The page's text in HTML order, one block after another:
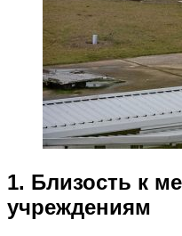
1. Близость к
учреждениям